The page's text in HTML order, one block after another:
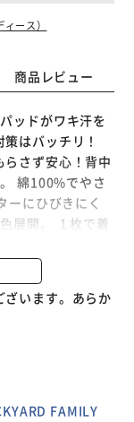
ース）
商品レビュー
ッドがワキ汗を
はバッチリ！
さず安心！背中
綿100%でやさ
ーにひびきにく
展開。 １枚で着
います。あらか
FAMILY